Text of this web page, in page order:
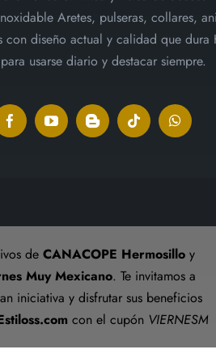
Aretes, pulseras, collares,
con diseño actual y calidad que dura
para usarse diario y destacar siempre.
de CANACOPE Hermosillo y
Muy Mexicano. Te invitamos a
iniciativa y disfrutar sus beneficios
con el cupón VIERNESM